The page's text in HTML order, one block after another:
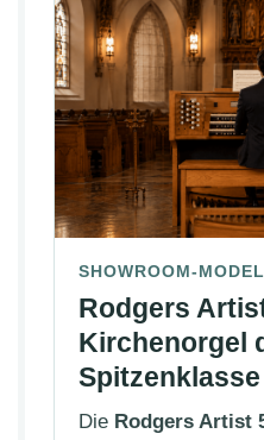
SHOWROOM-
Rodgers
Kirchenorgel
Spitzenklasse
Die Rodgers Artist